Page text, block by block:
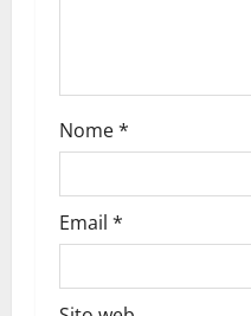
Nome*
Email *